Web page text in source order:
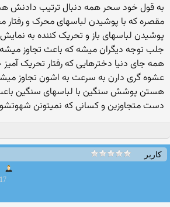
به قول خود سحر همه دنبال ترتیب
مقصره که با پوشیدن لباسهای محرک و رفتار
پوشیدن لباسهای باز و تحریک کننده به
جلب توجه دیگران میشه که باعث تجاوز
همه جای دنیا دخترهایی که رفتار تحریک
عشوه گری دارن به سرعت به اشون تجاوز
هستن پوشش سنگین با لباسهای سنگین باعث
دست متجاوزین و کسانی که نمیتونن
کاربر